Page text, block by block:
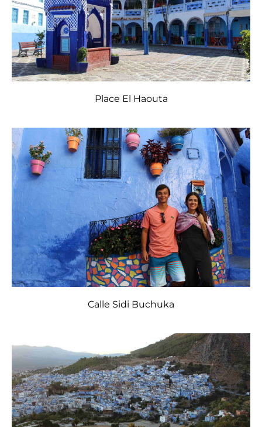
Place El Haouta
Calle Sidi Buchuka